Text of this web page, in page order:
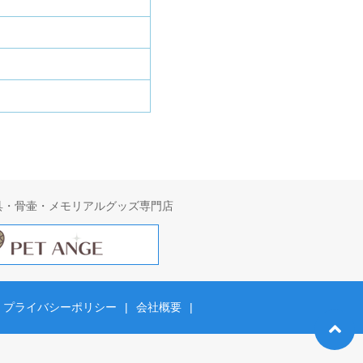
骨壷・メモリアルグッズ専門店
プライバシーポリシー | 会社概要 |